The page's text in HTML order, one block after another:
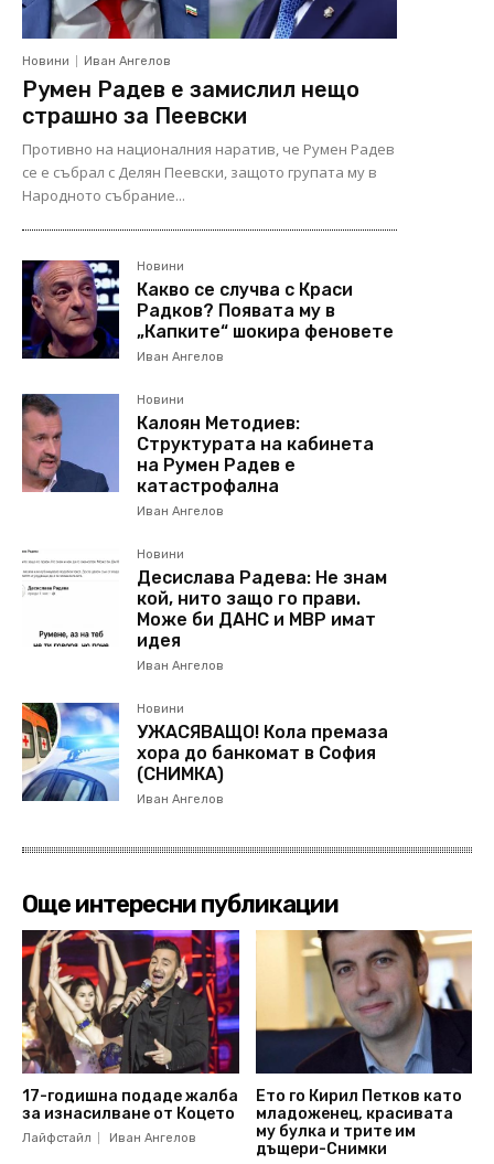
Новини Иван Ангелов
Румен Радев е замислил нещо
страшно за Пеевски
Противно на националния наратив, че Румен Радев
се е събрал с Делян Пеевски, защото групата му в
Народното събрание...
Новини
Какво се случва с Краси
Радков? Появата му в
„Капките“ шокира феновете
Иван Ангелов
Новини
Калоян Методиев:
Структурата на кабинета
на Румен Радев е
катастрофална
Иван Ангелов
Новини
Десислава Радева: Не знам
кой, нито защо го прави.
Може би ДАНС и МВР имат
идея
Иван Ангелов
Новини
УЖАСЯВАЩО! Кола премаза
хора до банкомат в София
(СНИМКА)
Иван Ангелов
Още интересни публикации
17-годишна подаде жалба
за изнасилване от Коцето
Лайфстайл Иван Ангелов
Ето го Кирил Петков като
младоженец, красивата
му булка и трите им
дъщери-Снимки